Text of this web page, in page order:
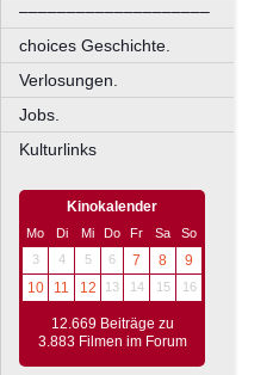
––––––––––––––––––––
choices Geschichte.
Verlosungen.
Jobs.
Kulturlinks
Kinokalender
Mo Di Mi Do Fr Sa
So
3
4 5 6 7 8
9
10
11 12 13 14 15 16
12.669 Beiträge zu
3.883 Filmen im Forum